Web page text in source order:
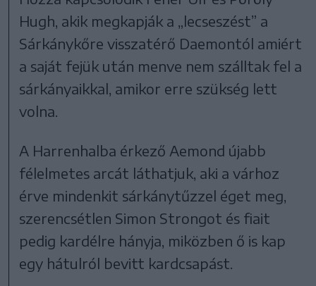
Hugh, akik megkapják a „lecseszést” a
Sárkánykőre visszatérő Daemontól amiért
a saját fejük után menve nem szálltak fel a
sárkányaikkal, amikor erre szükség lett
volna.
A Harrenhalba érkező Aemond újabb
félelmetes arcát láthatjuk, aki a várhoz
érve mindenkit sárkánytűzzel éget meg,
szerencsétlen Simon Strongot és fiait
pedig kardélre hányja, miközben ő is kap
egy hátulról bevitt kardcsapást.